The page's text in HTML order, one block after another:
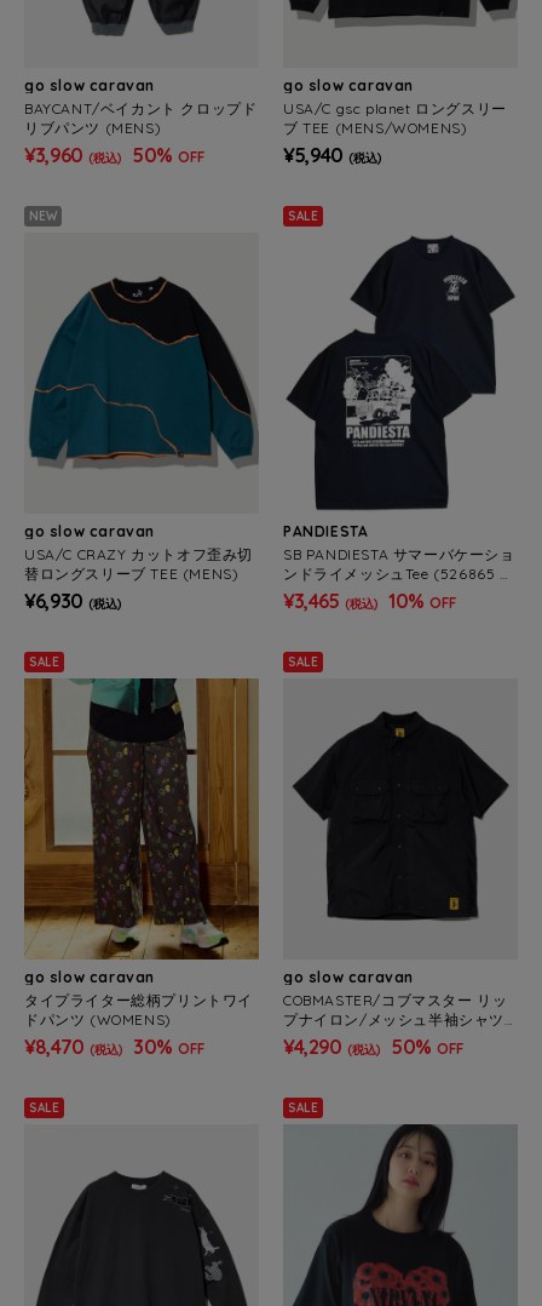
go slow caravan
BAYCANT/ベイカント クロップド
リブパンツ (MENS)
¥3,960 (税込) 50% OFF
go slow caravan
USA/C gsc planet ロングスリー
ブ TEE (MENS/WOMENS)
¥5,940 (税込)
NEW
go slow caravan
USA/C CRAZY カットオフ歪み切
替ロングスリーブ TEE (MENS)
¥6,930 (税込)
SALE
PANDIESTA
SB PANDIESTA サマーバケーショ
ンドライメッシュTee (526865 M
ENS/WOMENS)
¥3,465 (税込) 10% OFF
SALE
go slow caravan
タイプライター総柄プリントワイ
ドパンツ (WOMENS)
¥8,470 (税込) 30% OFF
SALE
go slow caravan
COBMASTER/コブマスター リッ
プナイロン/メッシュ半袖シャツ
(MENS)
¥4,290 (税込) 50% OFF
SALE SALE